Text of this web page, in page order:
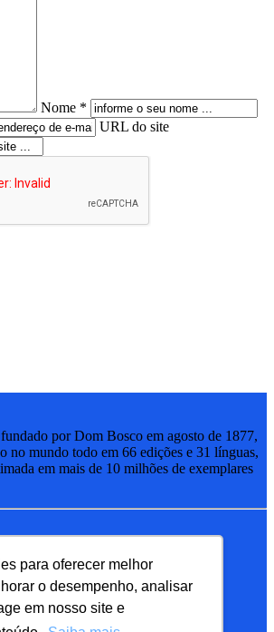
para oferecer melhor
o desempenho, analisar
em nosso site e
Nome *
URL do site
por Dom Bosco em agosto de 1877,
no mundo todo em 66 edições e 31 línguas,
em mais de 10 milhões de exemplares
Brasil
Vida